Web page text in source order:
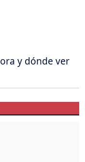
y dónde ver